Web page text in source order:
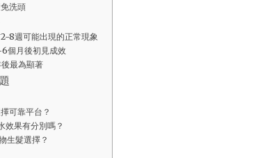
洗頭
8週可能出現的正常現象
個月後初見成效
最為顯著
可靠平台？
果有分別嗎？
生髮選擇？